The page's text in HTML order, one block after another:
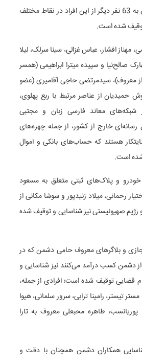
ثبتی و خودروهای متعلق به 63 نفر دیگر از این افراد در نقاط مختلف
شده است.
مهناز افشار، عباس غزالی، سینا سرلک، لیلا
صالح‌نیا و سپیده میترا ابراهیمی (همسر
معروف)، سیدمرتضی حاجی آقامیری (عضو
حمیدیان از عناصر مرتبط با ربع پهلوی،
شبکه‌های معاند فارسی زبان و مجتبی
خارج از کشور، از جمله چهره‌های
هستند که حساب‌های بانکی و اموال
است.
و پلاک‌های ثبتی متعلق به مسعود
رحمانی، میلاد زنیدپور و سوشا مکانی از
رژیم صهیونیستی نیز شناسایی و توقیف شده
و بلاگرهای معروف حامی دشمن که در
دشمن کسب درآمد می‌کنند نیز شناسایی و
قضایی توقیف شده است؛ افرادی از جمله،
تیستر، رامینا ترابی، سرور سلمانی، هیوا
طاهره محبعلی معروف به تارا
همکاران دشمن همچنان با دقت و